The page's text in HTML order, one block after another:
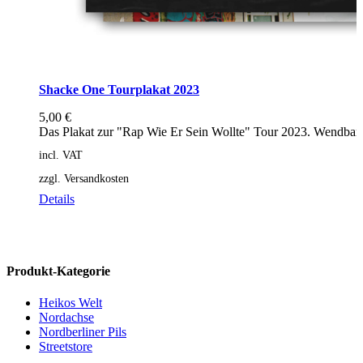
Shacke One Tourplakat 2023
5,00 €
Das Plakat zur "Rap Wie Er Sein Wollte" Tour 2023. Wendbar!
incl. VAT
zzgl. Versandkosten
Details
Produkt-Kategorie
Heikos Welt
Nordachse
Nordberliner Pils
Streetstore